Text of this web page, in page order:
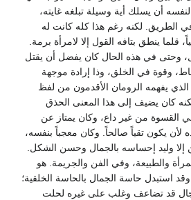
لنفسه أن يسلك أية وسيلة تبلغه غايته،
الطريق. لكنه رغم هذا كله كانت له
قلما ينطق بتافه القول إلا لامرأة برمة.
وحتى في هذه الحال كان يفضل أن يقتل
وقوة في الخلق، وذا إرادة موجهة
يفهمه الرومان الأقدمون من لفظ
كان يضيف إلى هذا المعنى الحذق
القسوة من غير داع، وكان يمتاز عن
لأن يكون تقياً صالحاً. وكان معجباً بنفسه،
إلا وليد إحساسه بالجمال وحسن الشكل.
والطبيعة، وفي الفن والجريمة. هو
استبدل حاسة الجمال بالحاسة الخلقية؛
قد تضاعف وغلب على غيره لحلت